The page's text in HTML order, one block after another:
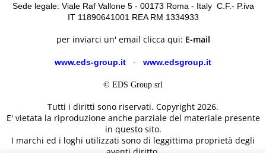
Sede legale: Viale Raf Vallone 5 - 00173 Roma - Italy C.F.- P.iva
IT 11890641001 REA RM 1334933
per inviarci un' email clicca qui: E-mail
www.eds-group.it - www.edsgroup.it
© EDS Group srl
Tutti i diritti sono riservati. Copyright 2026.
E' vietata la riproduzione anche parziale del materiale presente
in questo sito.
I marchi ed i loghi utilizzati sono di leggittima proprietà degli